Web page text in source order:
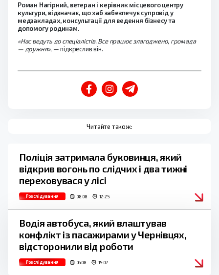
Роман Нагірний, ветеран і керівник місцевого центру
культури, відзначає, що хаб забезпечує супровід у
медзакладах, консультації для ведення бізнесу та
допомогу родинам.
«Нас ведуть до спеціалістів. Все працює злагоджено, громада
— дружня», — підкреслив він.
Читайте також:
Поліція затримала буковинця, який
відкрив вогонь по слідчих і два тижні
переховувася у лісі
Розслідування 08.08 12:25
Водія автобуса, який влаштував
конфлікт із пасажирами у Чернівцях,
відсторонили від роботи
Розслідування 06.08 15:07